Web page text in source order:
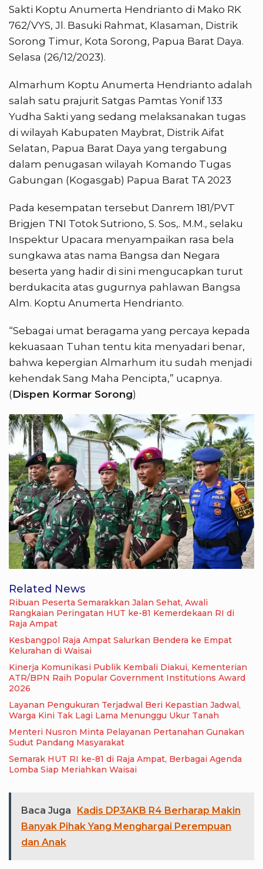
Sakti Koptu Anumerta Hendrianto di Mako RK
762/VYS, Jl. Basuki Rahmat, Klasaman, Distrik
Sorong Timur, Kota Sorong, Papua Barat Daya.
Selasa (26/12/2023).
Almarhum Koptu Anumerta Hendrianto adalah
salah satu prajurit Satgas Pamtas Yonif 133
Yudha Sakti yang sedang melaksanakan tugas
di wilayah Kabupaten Maybrat, Distrik Aifat
Selatan, Papua Barat Daya yang tergabung
dalam penugasan wilayah Komando Tugas
Gabungan (Kogasgab) Papua Barat TA 2023
Pada kesempatan tersebut Danrem 181/PVT
Brigjen TNI Totok Sutriono, S. Sos,. M.M., selaku
Inspektur Upacara menyampaikan rasa bela
sungkawa atas nama Bangsa dan Negara
beserta yang hadir di sini mengucapkan turut
berdukacita atas gugurnya pahlawan Bangsa
Alm. Koptu Anumerta Hendrianto.
“Sebagai umat beragama yang percaya kepada
kekuasaan Tuhan tentu kita menyadari benar,
bahwa kepergian Almarhum itu sudah menjadi
kehendak Sang Maha Pencipta,” ucapnya.
(Dispen Kormar Sorong)
Related News
Ribuan Peserta Semarakkan Jalan Sehat, Awali
Rangkaian Peringatan HUT ke-81 Kemerdekaan RI di
Raja Ampat
Kesbangpol Raja Ampat Salurkan Bendera ke Empat
Kelurahan di Waisai
Kinerja Komunikasi Publik Kembali Diakui, Kementerian
ATR/BPN Raih Popular Government Institutions Award
2026
Layanan Pengukuran Terjadwal Beri Kepastian Jadwal,
Warga Kini Tak Lagi Lama Menunggu Ukur Tanah
Menteri Nusron Minta Pelayanan Pertanahan Gunakan
Sudut Pandang Masyarakat
Semarak HUT RI ke-81 di Raja Ampat, Berbagai Agenda
Lomba Siap Meriahkan Waisai
Baca Juga
Kadis DP3AKB R4 Berharap Makin
Banyak Pihak Yang Menghargai Perempuan
dan Anak